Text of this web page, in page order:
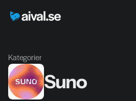
Kategorier
Suno